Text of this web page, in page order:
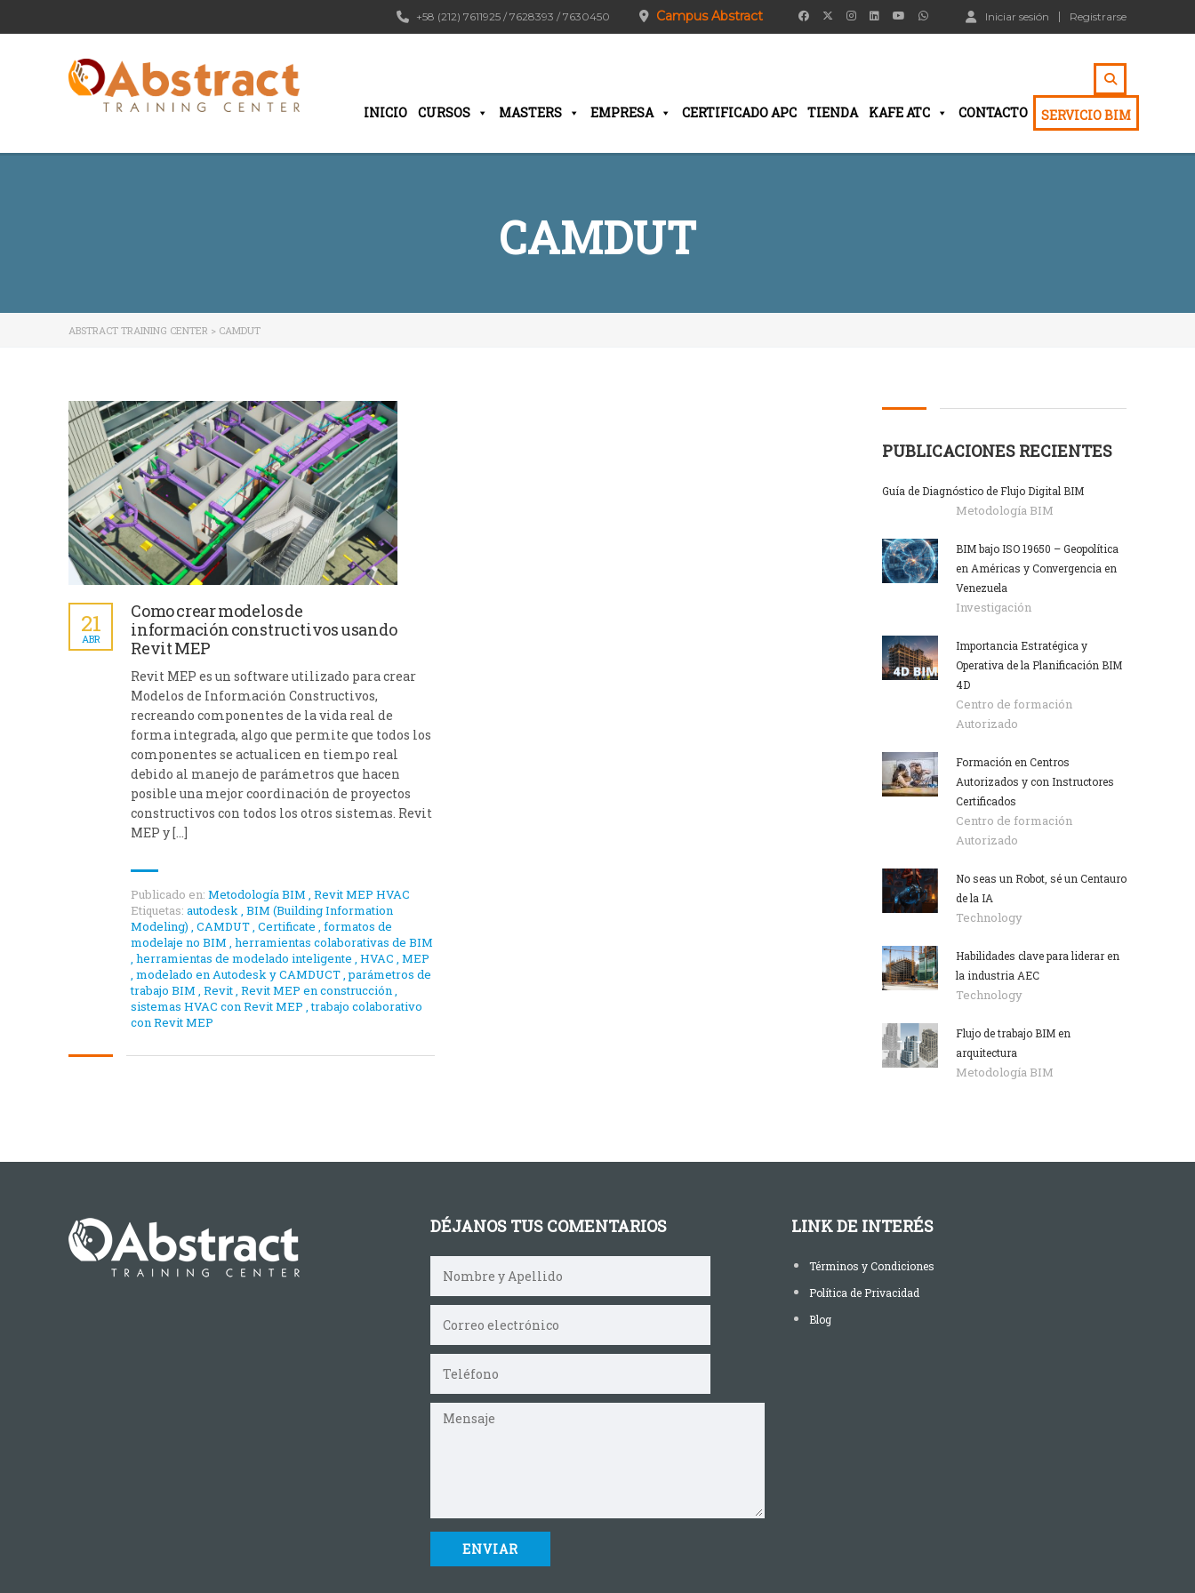
Iniciar sesión Registrarse
Campus Abstract
+58 (212) 7611925 / 7628393 / 7630450
INICIO CURSOS MASTERS EMPRESA CERTIFICADO APC TIENDA KAFE ATC CONTACTO SERVICIO BIM
CAMDUT
ABSTRACT TRAINING CENTER > CAMDUT
Como crear modelos de
información constructivos usando
Revit MEP
21
ABR
Revit MEP es un software utilizado para crear
Modelos de Información Constructivos,
recreando componentes de la vida real de
forma integrada, algo que permite que todos los
componentes se actualicen en tiempo real
debido al manejo de parámetros que hacen
posible una mejor coordinación de proyectos
constructivos con todos los otros sistemas. Revit
MEP y […]
Publicado en: Metodología BIM , Revit MEP HVAC
Etiquetas: autodesk, BIM (Building Information
Modeling) , CAMDUT, Certificate , formatos de
modelaje no BIM , herramientas colaborativas de BIM
, herramientas de modelado inteligente , HVAC , MEP
, modelado en Autodesk y CAMDUCT, parámetros de
trabajo BIM , Revit, Revit MEP en construcción,
sistemas HVAC con Revit MEP , trabajo colaborativo
con Revit MEP
PUBLICACIONES RECIENTES
Guía de Diagnóstico de Flujo Digital BIM
Metodología BIM
BIM bajo ISO 19650 – Geopolítica
en Américas y Convergencia en
Venezuela
Investigación
Importancia Estratégica y
Operativa de la Planificación BIM
4D
Centro de formación
Autorizado
Formación en Centros
Autorizados y con Instructores
Certificados
Centro de formación
Autorizado
No seas un Robot, sé un Centauro
de la IA
Technology
Habilidades clave para liderar en
la industria AEC
Technology
Flujo de trabajo BIM en
arquitectura
Metodología BIM
DÉJANOS TUS COMENTARIOS LINK DE INTERÉS
Términos y Condiciones
Política de Privacidad
Blog